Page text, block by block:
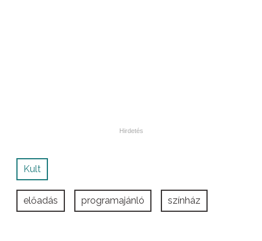
Kult
előadás programajánló színház